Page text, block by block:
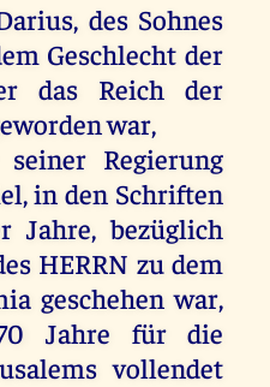
, des Sohnes
Geschlecht der
das Reich der
war,
seiner Regierung
,in den Schriften
Jahre, bezüglich
HERRN zu dem
geschehen war,
Jahre für
die
vollendet